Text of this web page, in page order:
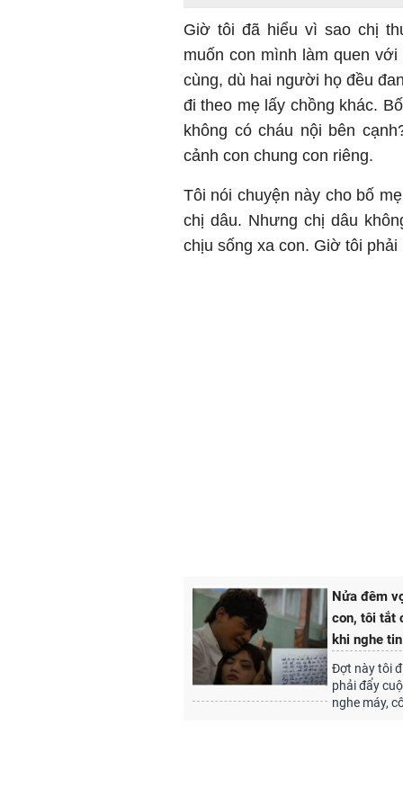
Giờ tôi đã hiểu vì sao chị
muốn con mình làm quen
cùng, dù hai người họ đều
đi theo mẹ lấy chồng khác.
không có cháu nội bên
cảnh con chung con riêng.
Tôi nói chuyện này cho bố
chị dâu. Nhưng chị dâu
chịu sống xa con. Giờ tôi phải
Nửa đêm
con, tôi tắt
khi nghe
Đợt này tôi
phải đẩy
nghe máy,